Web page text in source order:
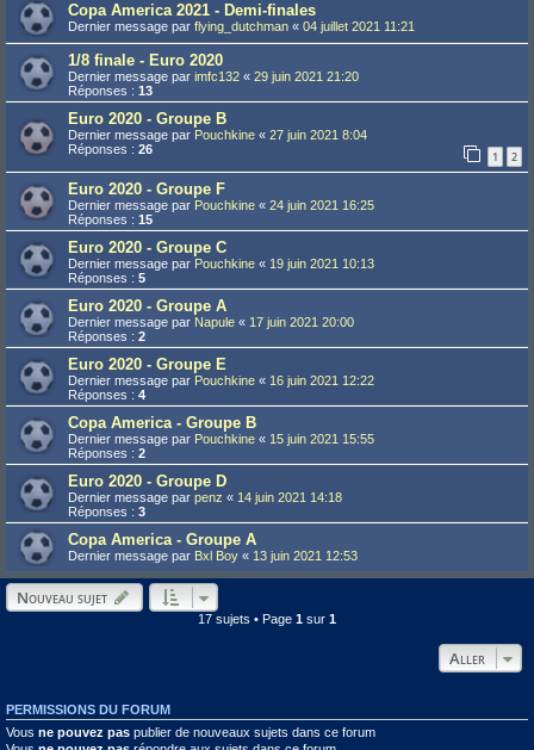
Copa America 2021 - Demi-finales
Dernier message par flying_dutchman « 04 juillet 2021 11:21
1/8 finale - Euro 2020
Dernier message par imfc132 « 29 juin 2021 21:20
Réponses : 13
Euro 2020 - Groupe B
Dernier message par Pouchkine « 27 juin 2021 8:04
Réponses : 26 1 2
Euro 2020 - Groupe F
Dernier message par Pouchkine « 24 juin 2021 16:25
Réponses : 15
Euro 2020 - Groupe C
Dernier message par Pouchkine « 19 juin 2021 10:13
Réponses : 5
Euro 2020 - Groupe A
Dernier message par Napule « 17 juin 2021 20:00
Réponses : 2
Euro 2020 - Groupe E
Dernier message par Pouchkine « 16 juin 2021 12:22
Réponses : 4
Copa America - Groupe B
Dernier message par Pouchkine « 15 juin 2021 15:55
Réponses : 2
Euro 2020 - Groupe D
Dernier message par penz « 14 juin 2021 14:18
Réponses : 3
Copa America - Groupe A
Dernier message par Bxl Boy « 13 juin 2021 12:53
Nouveau sujet
17 sujets • Page 1 sur 1
Aller
PERMISSIONS DU FORUM
Vous ne pouvez pas publier de nouveaux sujets dans ce forum